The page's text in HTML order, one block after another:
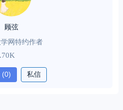
顾弦
网特约作者
(0) 私信